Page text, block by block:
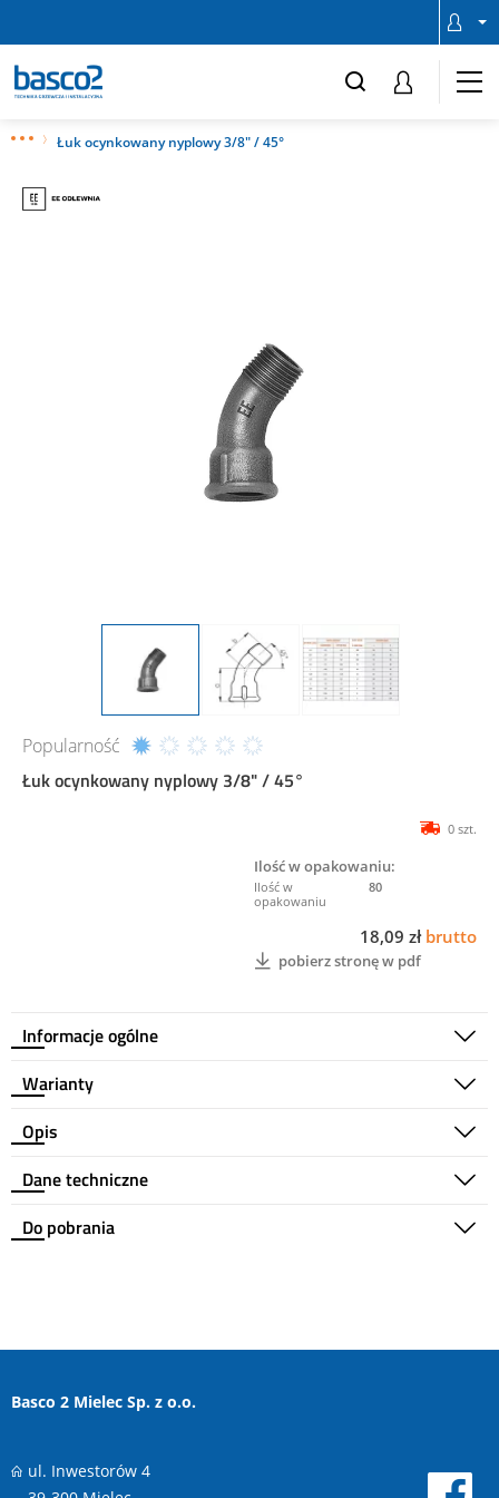
Łuk ocynkowany nyplowy 3/8" / 45°
Popularność
Łuk ocynkowany nyplowy 3/8" / 45°
Informacje ogólne
0 szt.
Ilość w opakowaniu:
80
18,09 zł brutto
pobierz stronę w pdf
Warianty
Opis
Dane techniczne
Do pobrania
Basco 2 Mielec Sp. z o.o.
ul. Inwestorów 4